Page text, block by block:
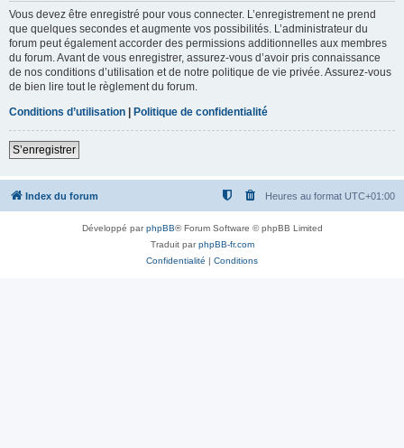
Vous devez être enregistré pour vous connecter. L’enregistrement ne prend
que quelques secondes et augmente vos possibilités. L’administrateur du
forum peut également accorder des permissions additionnelles aux membres
du forum. Avant de vous enregistrer, assurez-vous d’avoir pris connaissance
de nos conditions d’utilisation et de notre politique de vie privée. Assurez-vous
de bien lire tout le règlement du forum.
Conditions d’utilisation | Politique de confidentialité
S’enregistrer
Index du forum Heures au format UTC+01:00
Développé parphpBB® Forum Software © phpBB Limited
Traduit parphpBB-fr.com
Confidentialité | Conditions